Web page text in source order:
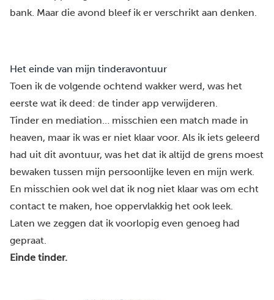
bank. Maar die avond bleef ik er verschrikt aan denken.
Het einde van mijn tinderavontuur
Toen ik de volgende ochtend wakker werd, was het
eerste wat ik deed: de tinder app verwijderen.
Tinder en mediation… misschien een match made in
heaven, maar ik was er niet klaar voor. Als ik iets geleerd
had uit dit avontuur, was het dat ik altijd de grens moest
bewaken tussen mijn persoonlijke leven en mijn werk.
En misschien ook wel dat ik nog niet klaar was om echt
contact te maken, hoe oppervlakkig het ook leek.
Laten we zeggen dat ik voorlopig even genoeg had
gepraat.
Einde tinder.